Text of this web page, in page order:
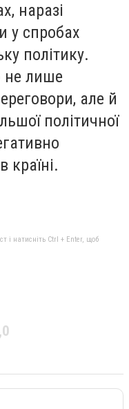
наразі
у спробах
політику.
не лише
але й
політичної
країні.
і натисніть Ctrl + Enter, щоб